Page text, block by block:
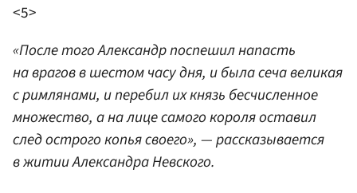
<5>
«После того Александр поспешил напасть
на врагов в шестом часу дня, и была сеча великая
с римлянами, и перебил их князь бесчисленное
множество, а на лице самого короля оставил
след острого копья своего», — рассказывается
в житии Александра Невского.